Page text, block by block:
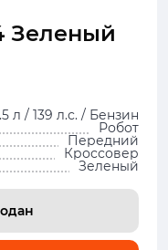
Зеленый
л / 139 л.с. / Бензин
Робот
Передний
Кроссовер
Зеленый